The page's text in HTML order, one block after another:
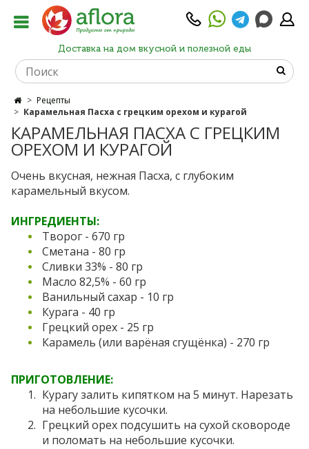
Доставка на дом вкусной и полезной еды
Рецепты
Карамельная Пасха с грецким орехом и курагой
КАРАМЕЛЬНАЯ ПАСХА С ГРЕЦКИМ
ОРЕХОМ И КУРАГОЙ
Очень вкусная, нежная Пасха, с глубоким
карамельный вкусом.
ИНГРЕДИЕНТЫ:
Творог - 670 гр
Сметана - 80 гр
Сливки 33% - 80 гр
Масло 82,5% - 60 гр
Ванильный сахар - 10 гр
Курага - 40 гр
Грецкий орех - 25 гр
Карамель (или варёная сгущёнка) - 270 гр
ПРИГОТОВЛЕНИЕ:
Курагу залить кипятком на 5 минут. Нарезать
на небольшие кусочки.
Грецкий орех подсушить на сухой сковороде
и поломать на небольшие кусочки.